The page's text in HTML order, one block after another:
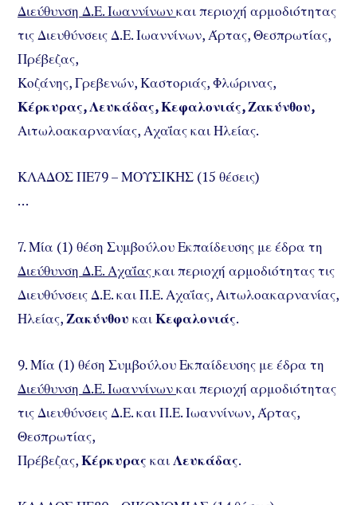
Διεύθυνση Δ.Ε. Ιωαννίνωνκαι περιοχή αρμοδιότητας
τις Διευθύνσεις Δ.Ε. Ιωαννίνων, Άρτας, Θεσπρωτίας,
Πρέβεζας,
Κοζάνης, Γρεβενών, Καστοριάς, Φλώρινας,
Κέρκυρας, Λευκάδας, Κεφαλονιάς, Ζακύνθου,
Αιτωλοακαρνανίας, Αχαΐας και Ηλείας.
ΚΛΑΔΟΣ ΠΕ79 – ΜΟΥΣΙΚΗΣ (15 θέσεις)
…
7. Μία (1) θέση Συμβούλου Εκπαίδευσης με έδρα τη
Διεύθυνση Δ.Ε. Αχαΐαςκαι περιοχή αρμοδιότητας τις
Διευθύνσεις Δ.Ε. και Π.Ε. Αχαΐας, Αιτωλοακαρνανίας,
Ηλείας,Ζακύνθου καιΚεφαλονιάς.
9. Μία (1) θέση Συμβούλου Εκπαίδευσης με έδρα τη
Διεύθυνση Δ.Ε. Ιωαννίνωνκαι περιοχή αρμοδιότητας
τις Διευθύνσεις Δ.Ε. και Π.Ε. Ιωαννίνων, Άρτας,
Θεσπρωτίας,
Πρέβεζας,Κέρκυρας καιΛευκάδας.